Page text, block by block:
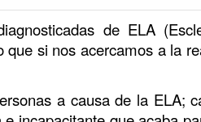
de ELA
si nos acercamos a la
a causa de la ELA;